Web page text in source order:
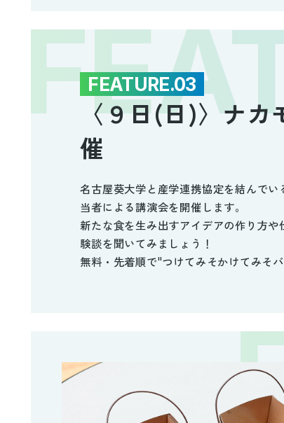
FEATURE.03
〈９日(日)〉ナ
催
名古屋葵大学と産学連携協定を結んで
当者による講演会を開催します。
新たな食を生み出すアイデアの作り方
験談を聞いてみましょう！
無料・先着順で"つけてみそかけてみそ